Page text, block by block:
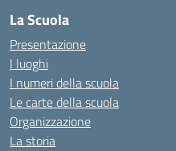
La Scuola
Presentazione
I luoghi
I numeri della scuola
Le carte della scuola
Organizzazione
La storia